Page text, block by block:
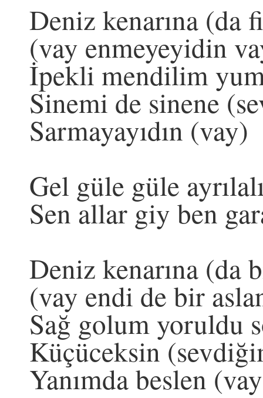
Deniz kenarına (da
(vay enmeyeyidin
İpekli mendilim
Sinemi de sinene
Sarmayayıdın (vay)
Gel güle güle
Sen allar giy ben
Deniz kenarına (da
(vay endi de bir
Sağ golum yoruldu
Küçüceksin
Yanımda beslen